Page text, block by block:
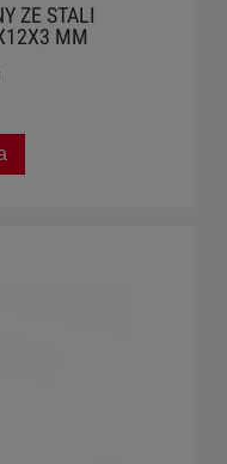
ZE STALI
MM